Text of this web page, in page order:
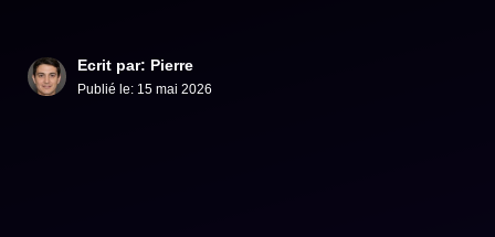
Ecrit par: Pierre
Publié le: 15 mai 2026